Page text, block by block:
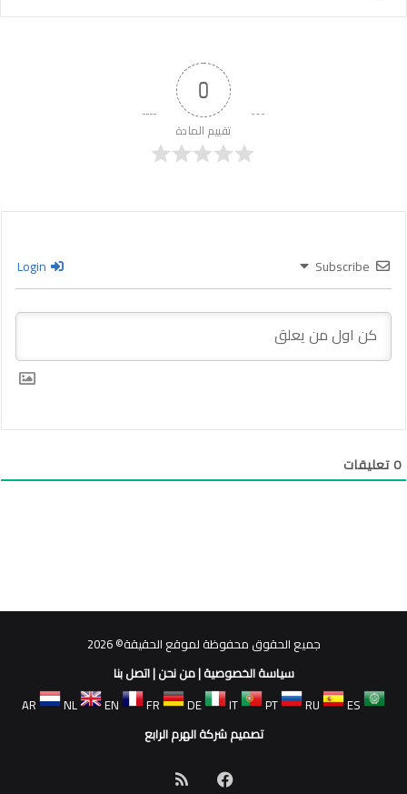
0
تقييم المادة
Subscribe
0تعليقات
جميع الحقوق محفوظة لموقع الحقيقة© 2026
سياسة الخصوصية|من نحن|اتصل بنا
AR
NL EN FR DE IT PT RU
ES
تصميم شركة الهرم الرابع
فيسبوكملخص